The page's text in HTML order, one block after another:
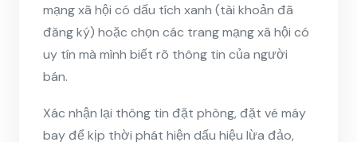
mạng xã hội có dấu tích xanh (tài khoản đã
đăng ký) hoặc chọn các trang mạng xã hội có
uy tín mà mình biết rõ thông tin của người
bán.
Xác nhận lại thông tin đặt phòng, đặt vé máy
bay để kịp thời phát hiện dấu hiệu lừa đảo,